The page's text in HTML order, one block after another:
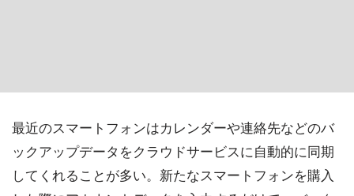
最近のスマートフォンはカレンダーや連絡先などのバ
ックアップデータをクラウドサービスに自動的に同期
してくれることが多い。新たなスマートフォンを購入